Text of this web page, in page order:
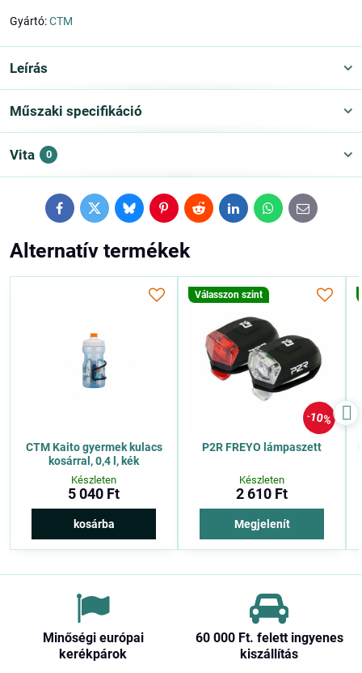
Gyártó:CTM
Leírás
Műszaki specifikáció
Vita 0
FacebookTwitterBlueskyPinterestRedditLinkedInWhatsApp
E-
mail
Alternatív termékek
CTM Kaito gyermek kulacs
kosárral, 0,4 l, kék
Készleten
5 040 Ft
kosárba
10%
Válasszon szint
P2R FREYO lámpaszett
Készleten
2 610 Ft
Megjelenít
Minőségi európai
kerékpárok
60 000 Ft​. felett ingyenes
kiszállítás